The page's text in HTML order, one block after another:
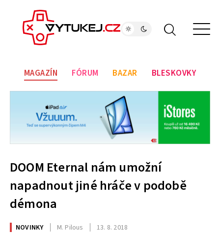
MAGAZÍN FÓRUM BAZAR BLESKOVKY
DOOM Eternal nám umožní
napadnout jiné hráče v podobě
démona
NOVINKY M. Pilous 13. 8. 2018